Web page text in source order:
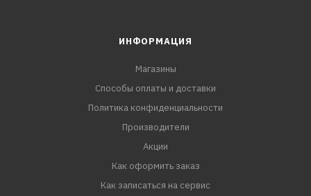
ИНФОРМАЦИЯ
Магазины
Способы оплаты и доставки
Политика конфиденциальности
Производители
Акции
Как оформить заказ
Как записаться на сервис